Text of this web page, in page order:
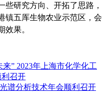
研究方向、开拓了思路，
镇五厍生物农业示范区，会
效果。
” 2023年上海市化学化工
召开
谱分析技术年会顺利召开